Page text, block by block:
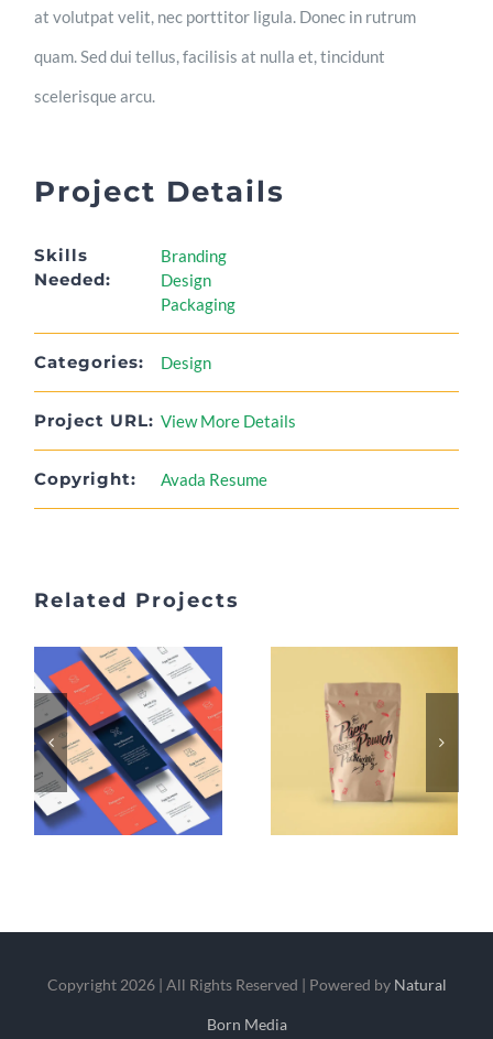
at volutpat velit, nec porttitor ligula. Donec in rutrum
quam. Sed dui tellus, facilisis at nulla et, tincidunt
scelerisque arcu.
Project Details
Skills
Needed:
Branding
Design
Packaging
Categories: Design
Project URL: View More Details
Copyright: Avada Resume
Related Projects
Copyright 2026 | All Rights Reserved | Powered by Natural
Born Media